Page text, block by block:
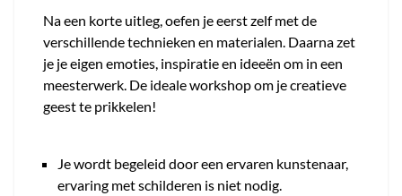
Na een korte uitleg, oefen je eerst zelf met de
verschillende technieken en materialen. Daarna zet
je je eigen emoties, inspiratie en ideeën om in een
meesterwerk. De ideale workshop om je creatieve
geest te prikkelen!
Je wordt begeleid door een ervaren kunstenaar,
ervaring met schilderen is niet nodig.